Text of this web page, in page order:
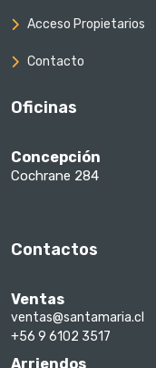
Acceso Propietarios
Contacto
Oficinas
Concepción
Cochrane 284
Contactos
Ventas
ventas@santamaria.cl
+56 9 6102 3517
Arriendos